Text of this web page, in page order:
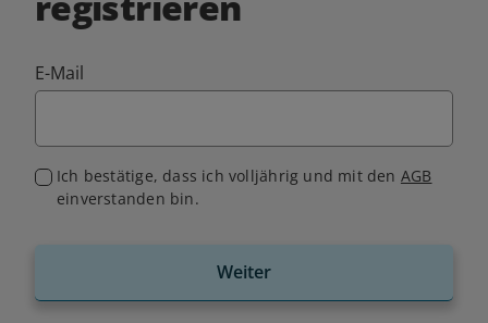
E-Mail
Ich bestätige, dass ich volljährig und mit den AGB
einverstanden bin.
Weiter